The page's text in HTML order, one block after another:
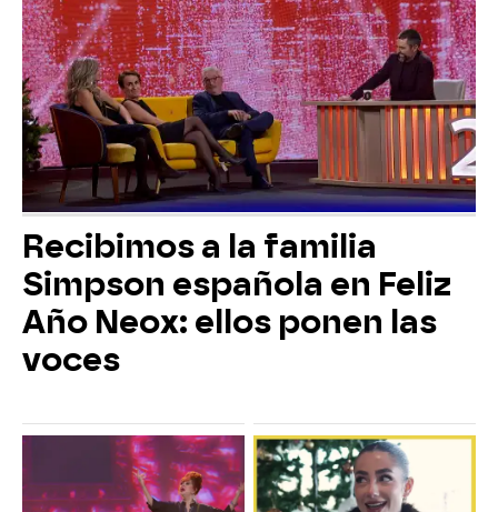
Recibimos a la familia
Simpson española en Feliz
Año Neox: ellos ponen las
voces